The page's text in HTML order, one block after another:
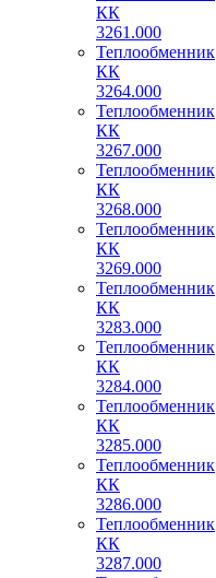
КК
3261.000
Теплообменник
КК
3264.000
Теплообменник
КК
3267.000
Теплообменник
КК
3268.000
Теплообменник
КК
3269.000
Теплообменник
КК
3283.000
Теплообменник
КК
3284.000
Теплообменник
КК
3285.000
Теплообменник
КК
3286.000
Теплообменник
КК
3287.000